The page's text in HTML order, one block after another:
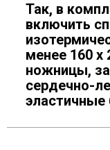
Так, в
включить
менее 160 х
ножницы,
сердечно-
эластичные